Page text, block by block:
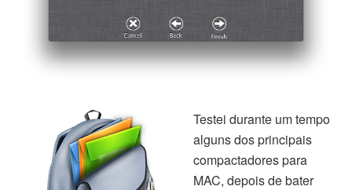
Testei durante um tempo
alguns dos principais
compactadores para
MAC, depois de bater